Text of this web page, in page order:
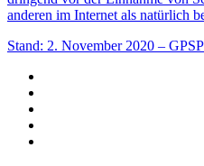
anderen im Internet als natürlich
Stand: 2. November 2020 –